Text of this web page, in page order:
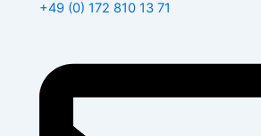
+49 (0) 172 810 13 71